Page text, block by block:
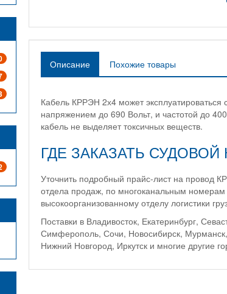
Описание Похожие товары
Кабель КРРЭН 2х4 может
напряжением до 690 Вольт, и частотой до
кабель не выделяет токсичных веществ.
ГДЕ ЗАКАЗАТЬ
Уточнить подробный прайс-лист на провод
отдела продаж, по многоканальным
высокоорганизованному отделу логистики
Поставки в Владивосток, Екатеринбург,
Симферополь, Сочи, Новосибирск,
Нижний Новгород, Иркутск и многие другие